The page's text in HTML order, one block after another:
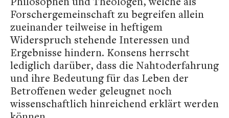
Forschergemeinschaft zu begreifen allein
zueinander teilweise in heftigem
Widerspruch stehende Interessen und
Ergebnisse hindern. Konsens herrscht
lediglich darüber, dass die Nahtoderfahrung
und ihre Bedeutung für das Leben der
Betroffenen weder geleugnet noch
wissenschaftlich hinreichend erklärt werden